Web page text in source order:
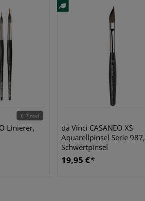
6 Pinsel
Linierer,
da Vinci CASANEO XS
Aquarellpinsel Serie 987,
Schwertpinsel
19,95 €